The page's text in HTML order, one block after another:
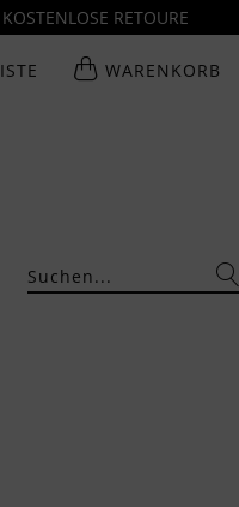
KOSTENLOSE RETOURE
WARENKORB